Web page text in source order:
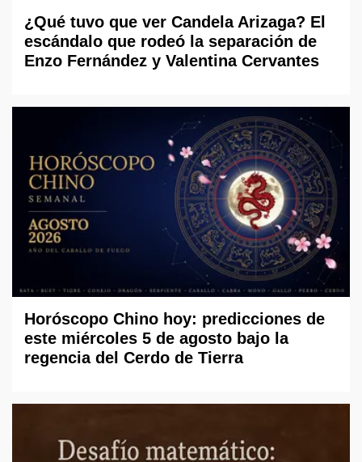
¿Qué tuvo que ver Candela Arizaga? El
escándalo que rodeó la separación de
Enzo Fernández y Valentina Cervantes
Horóscopo Chino hoy: predicciones de
este miércoles 5 de agosto bajo la
regencia del Cerdo de Tierra